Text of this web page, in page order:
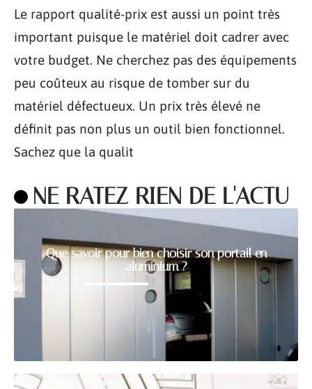
Le rapport qualité-prix est aussi un point très
important puisque le matériel doit cadrer avec
votre budget. Ne cherchez pas des équipements
peu coûteux au risque de tomber sur du
matériel défectueux. Un prix très élevé ne
définit pas non plus un outil bien fonctionnel.
Sachez que la qualit
NE RATEZ RIEN DE L'ACTU
Que savoir pour bien choisir son portail en
aluminium ?